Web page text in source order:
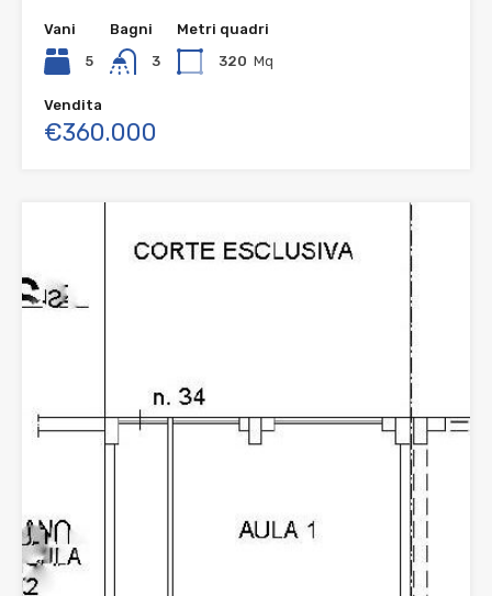
Vani
5
Bagni
3
Metri quadri
320 Mq
Vendita
€360.000